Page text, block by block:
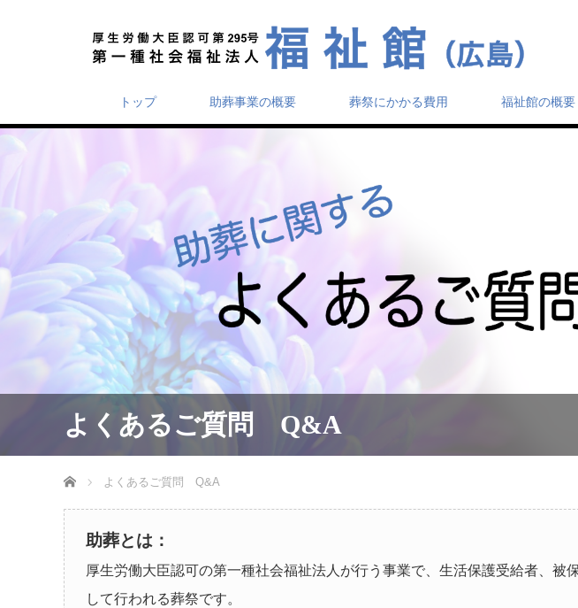
トップ 助葬事業の概要 葬祭にかかる費用 福祉館の概要
よくあるご質問 Q&A
ホーム よくあるご質問 Q&A
助葬とは：
厚生労働大臣認可の第一種社会福祉法人が行う事業で、生活保護受給者、
して行われる葬祭です。